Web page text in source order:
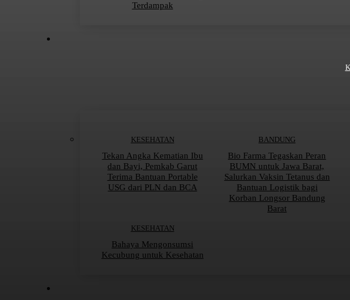
Terdampak
KESEHATAN
Tekan Angka Kematian Ibu
dan Bayi, Pemkab Garut
Terima Bantuan Portable
USG dari PLN dan BCA
BANDUNG
Bio Farma Tegaskan Peran
BUMN untuk Jawa Barat,
Salurkan Vaksin Tetanus dan
Bantuan Logistik bagi
Korban Longsor Bandung
Barat
KESEHATAN
Bahaya Mengonsumsi
Kecubung untuk Kesehatan